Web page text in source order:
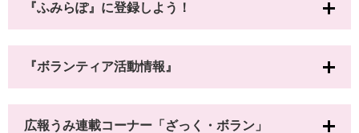
『ふみらぽ』に登録しよう！
『ボランティア活動情報』
広報うみ連載コーナー「ざっく・ボラン」